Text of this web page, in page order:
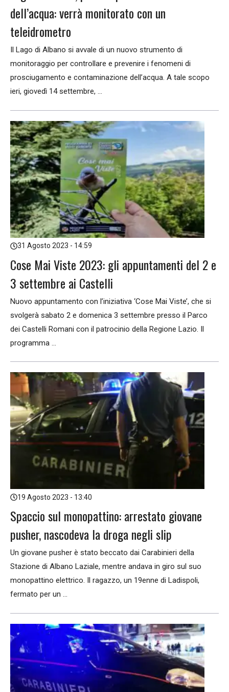
dell’acqua: verrà monitorato con un
teleidrometro
Il Lago di Albano si avvale di un nuovo strumento di
monitoraggio per controllare e prevenire i fenomeni di
prosciugamento e contaminazione dell’acqua. A tale scopo
ieri, giovedì 14 settembre, ...
31 Agosto 2023 - 14:59
Cose Mai Viste 2023: gli appuntamenti del 2 e
3 settembre ai Castelli
Nuovo appuntamento con l’iniziativa ‘Cose Mai Viste’, che si
svolgerà sabato 2 e domenica 3 settembre presso il Parco
dei Castelli Romani con il patrocinio della Regione Lazio. Il
programma ...
19 Agosto 2023 - 13:40
Spaccio sul monopattino: arrestato giovane
pusher, nascodeva la droga negli slip
Un giovane pusher è stato beccato dai Carabinieri della
Stazione di Albano Laziale, mentre andava in giro sul suo
monopattino elettrico. Il ragazzo, un 19enne di Ladispoli,
fermato per un ...